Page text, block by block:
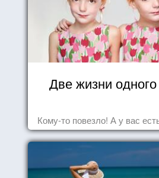
Две жизни
Кому-то повезло! А у вас